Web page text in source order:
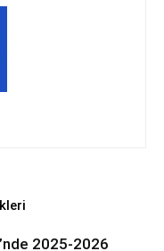
2025-2026